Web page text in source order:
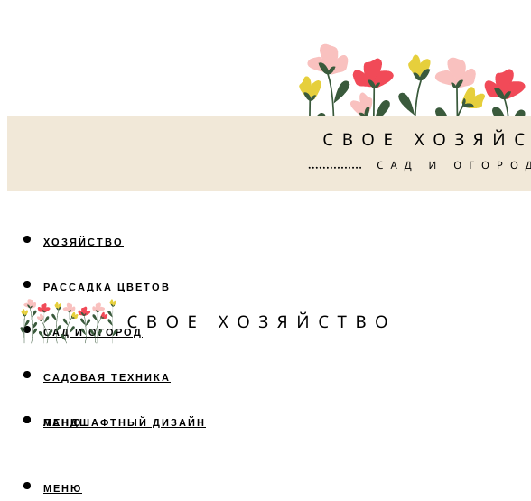
ХОЗЯЙСТВО
РАССАДКА ЦВЕТОВ
САД И ОГОРОД
САДОВАЯ ТЕХНИКА
ЛАНДШАФТНЫЙ ДИЗАЙН
МЕНЮ
МЕНЮ